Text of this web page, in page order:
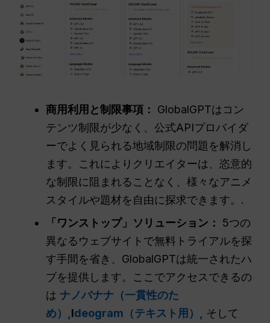
商用利用と制限事項：
GlobalGPTはコン
テンツ制限が少なく、公式APIプロバイダ
ーでよく見られる地域制限の問題を解消し
ます。これによりクリエイターは、恣意的
な制限に阻まれることなく、様々なアニメ
スタイルや題材を自由に探求できます。.
「ワンストップ」ソリューション：
5つの
異なるウェブサイトで無料トライアルを探
す手間を省き、GlobalGPTは統一されたハ
ブを提供します。ここでアクセスできるの
はナノバナナ（一貫性のた
め）,Ideogram（テキスト用）, そして